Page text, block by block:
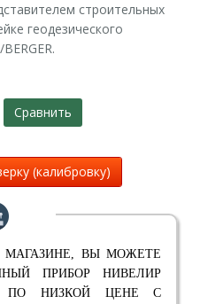
строительных
геодезического
Сравнить
(калибровку)
ВЫ МОЖЕТЕ
ПРИБОР НИВЕЛИР
ПО НИЗКОЙ ЦЕНЕ С